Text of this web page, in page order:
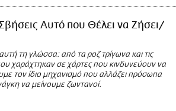
Αυτό που Θέλει να Ζήσει/
τη γλώσσα: από τα ροζ τρίγωνα και τις
χαράχτηκαν σε χάρτες που κινδυνεύουν να
τον ίδιο μηχανισμό που αλλάζει πρόσωπα
να μείνουμε ζωντανοί.